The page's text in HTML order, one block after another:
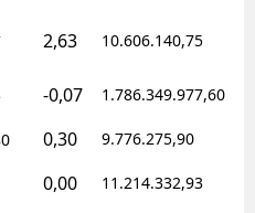
Kütahya
2,63 10.606.140,75
-0,07 1.786.349.977,60
0,30 9.776.275,90
0,00 11.214.332,93